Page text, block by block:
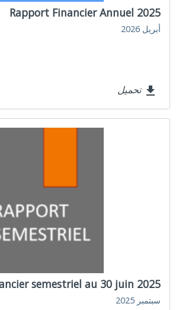
Rapport Financier Annuel 2025
أبريل 2026
file_download تحميل
semestriel au 30 juin 2025
سبتمبر 2025